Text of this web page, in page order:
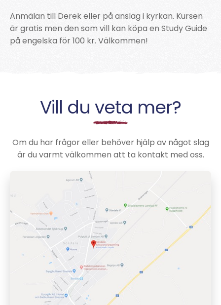
Anmälan till Derek eller på anslag i kyrkan. Kursen
är gratis men den som vill kan köpa en Study Guide
på engelska för 100 kr. Välkommen!
Vill du veta mer?
Om du har frågor eller behöver hjälp av något slag
är du varmt välkommen att ta kontakt med oss.